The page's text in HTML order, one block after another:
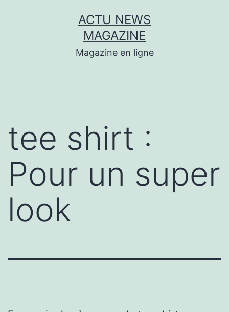
ACTU NEWS
MAGAZINE
Magazine en ligne
tee shirt :
Pour un super
look